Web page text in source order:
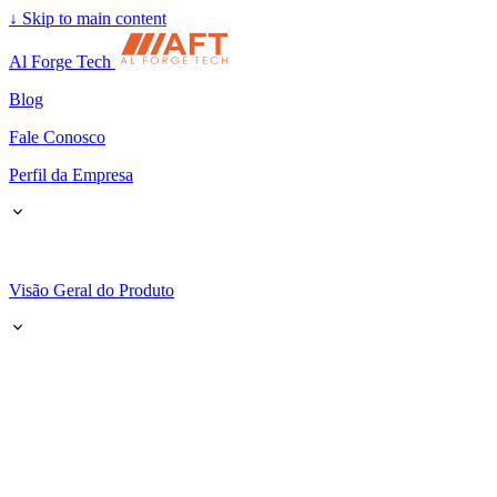
↓ Skip to main content
Al Forge Tech
Blog
Fale Conosco
Perfil da Empresa
Visão Geral do Produto